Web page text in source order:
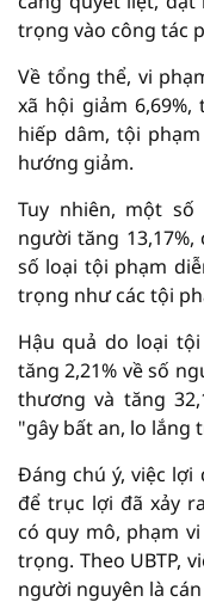
trọng vào công tác
Về tổng thể, vi
xã hội giảm
hiếp dâm, tội
hướng giảm.
Tuy nhiên, một
người tăng
số loại tội phạm
trọng như các tội
Hậu quả do loại
tăng 2,21% về số
thương và tăng
"gây bất an, lo lắng
Đáng chú ý, việc lợi
để trục lợi đã xảy
có quy mô, phạm
trọng. Theo UBTP,
người nguyên là